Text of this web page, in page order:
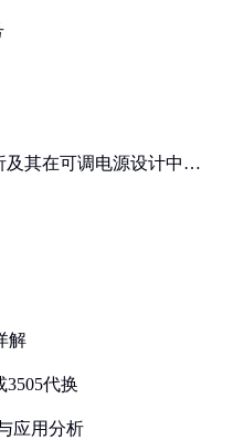
及其在可调电源设计中的
解
3505代换
应用分析